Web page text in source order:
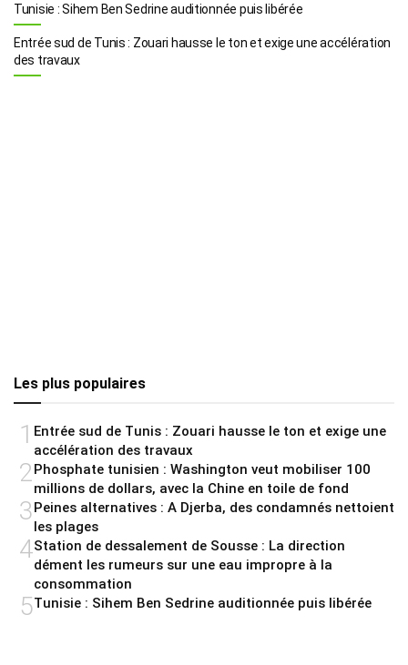
Tunisie : Sihem Ben Sedrine auditionnée puis libérée
Entrée sud de Tunis : Zouari hausse le ton et exige une accélération
des travaux
Les plus populaires
1 Entrée sud de Tunis : Zouari hausse le ton et exige une
accélération des travaux
2Phosphate tunisien : Washington veut mobiliser 100
millions de dollars, avec la Chine en toile de fond
3Peines alternatives : A Djerba, des condamnés nettoient
les plages
4Station de dessalement de Sousse : La direction
dément les rumeurs sur une eau impropre à la
consommation
5Tunisie : Sihem Ben Sedrine auditionnée puis libérée